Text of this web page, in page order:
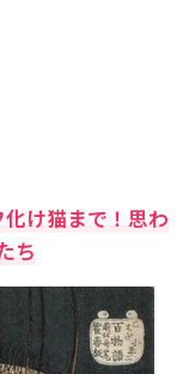
け猫まで！思わ
ち